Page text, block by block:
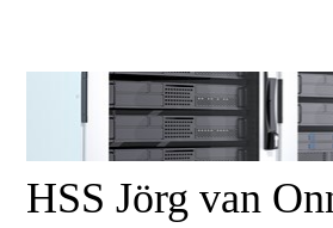
HSS Jörg van